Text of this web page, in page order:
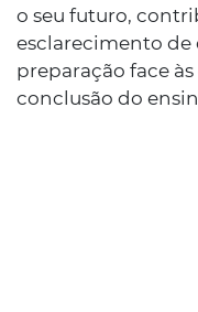
o seu futuro,
esclarecimento de
preparação face
conclusão do